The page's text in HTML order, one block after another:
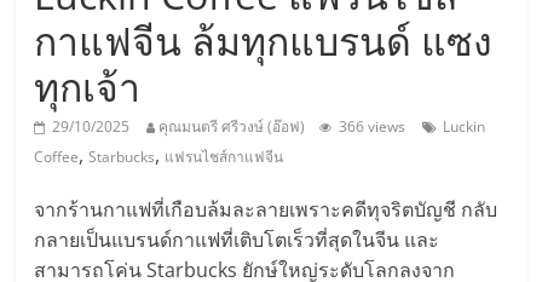
เอ
ส
เอ็
กาแฟจีน ล้มทุกแบรนด์ แซง
ทุกเจ้า
29/10/2025 คุณมนตรี ศรีวงษ์ (อ๊อฟ) 366 views
Luckin
Coffee,Starbucks, แฟรนไชส์กาแฟจีน
จากร้านกาแฟที่เกือบล้มละลายเพราะคดีทุจริตบัญชี กลับ
กลายเป็นแบรนด์กาแฟที่เติบโตเร็วที่สุดในจีน และ
สามารถโค่น Starbucks ยักษ์ใหญ่ระดับโลกลงจาก